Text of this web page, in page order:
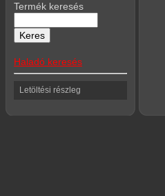
Termék keresés
Haladó keresés
Letöltési részleg